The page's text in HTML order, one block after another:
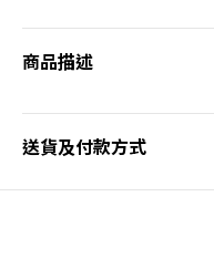
商品描述
送貨及付款方式